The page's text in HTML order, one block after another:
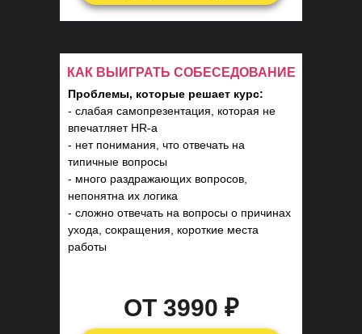
КАК ВЫИГРАТЬ СОБЕСЕДОВАНИЕ
ОТ 3990 ₽
Проблемы, которые решает курс:
- слабая самопрезентация, которая не
впечатляет HR-а
- нет понимания, что отвечать на
типичные вопросы
- много раздражающих вопросов,
непонятна их логика
- сложно отвечать на вопросы о причинах
ухода, сокращения, короткие места
работы